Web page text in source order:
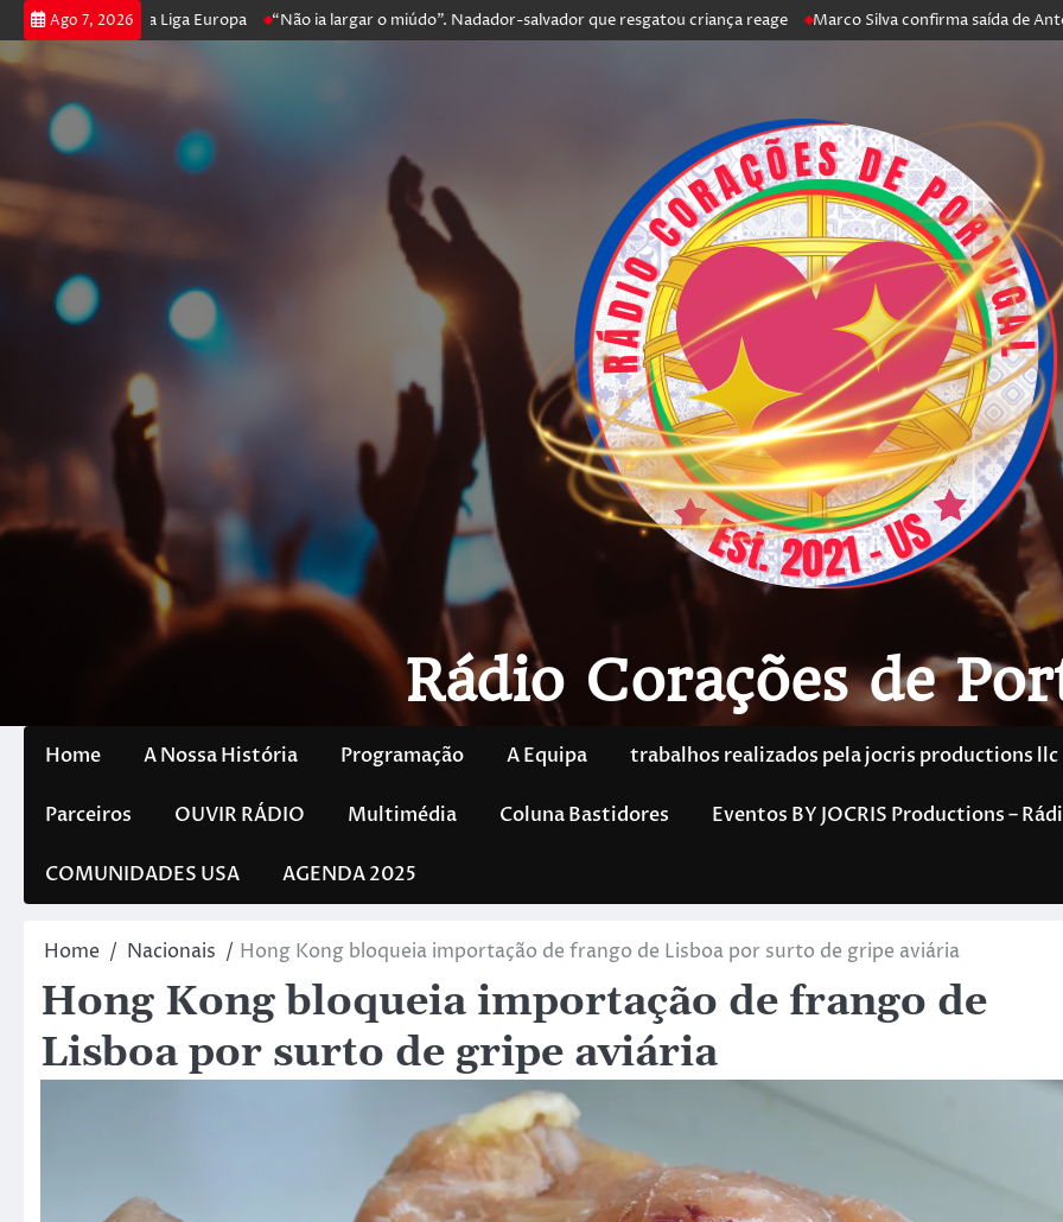
Ago 7, 2026
na Liga Europa “Não ia largar o miúdo”. Nadador-salvador que resgatou criança reage Marco Silva confirma saída de António
Rádio Corações de
Home A Nossa História Programação A Equipa trabalhos realizados pela jocris productions llc
Parceiros OUVIR RÁDIO Multimédia Coluna Bastidores Eventos BY JOCRIS Productions –
COMUNIDADES USA AGENDA 2025
Home Nacionais Hong Kong bloqueia importação de frango de Lisboa por surto de gripe aviária
Hong Kong bloqueia importação de frango de
Lisboa por surto de gripe aviária